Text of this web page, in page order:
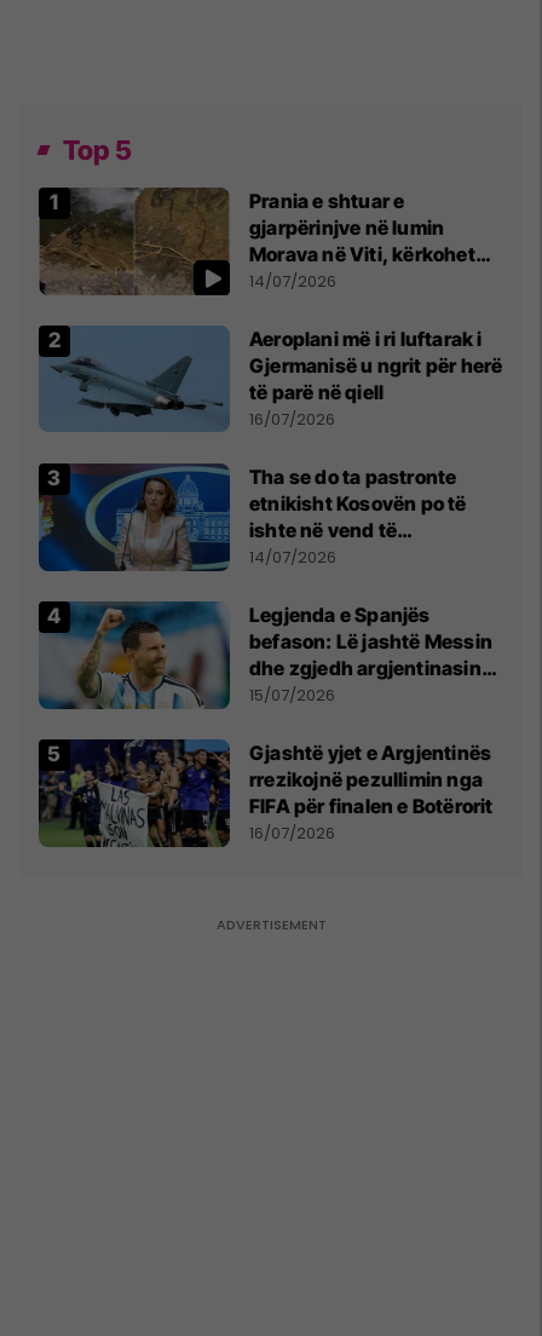
Top 5
Prania e shtuar e
gjarpërinjve në lumin
Morava në Viti, kërkohet
kujdes nga qytetarët
14/07/2026
Aeroplani më i ri luftarak i
Gjermanisë u ngrit për herë
të parë në qiell
16/07/2026
Tha se do ta pastronte
etnikisht Kosovën po të
ishte në vend të
Millosheviqit, Lëvizja e
kërkon shkarkimin e
menjëhershëm të
Snezhana Paunoviq
14/07/2026
Legjenda e Spanjës
befason: Lë jashtë Messin
dhe zgjedh argjentinasin
më të mirë në botë
15/07/2026
Gjashtë yjet e Argjentinës
rrezikojnë pezullimin nga
FIFA për finalen e Botërorit
16/07/2026